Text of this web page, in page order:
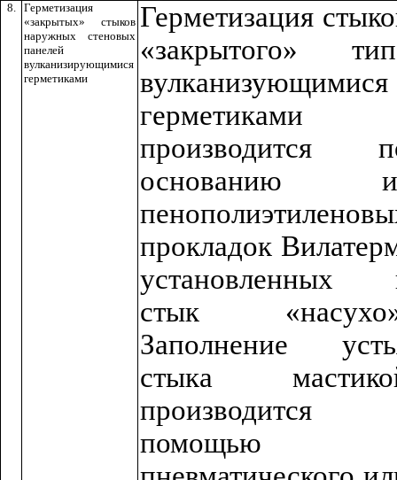
8.
Герметизация
«закрытых» стыков
наружных стеновых
панелей
вулканизирующимися
герметиками
Герметизация
«закрытого»
вулканизующимися
герметиками
производится
основанию
прокладок
установленных
стык
Заполнение
стыка
производится
помощью